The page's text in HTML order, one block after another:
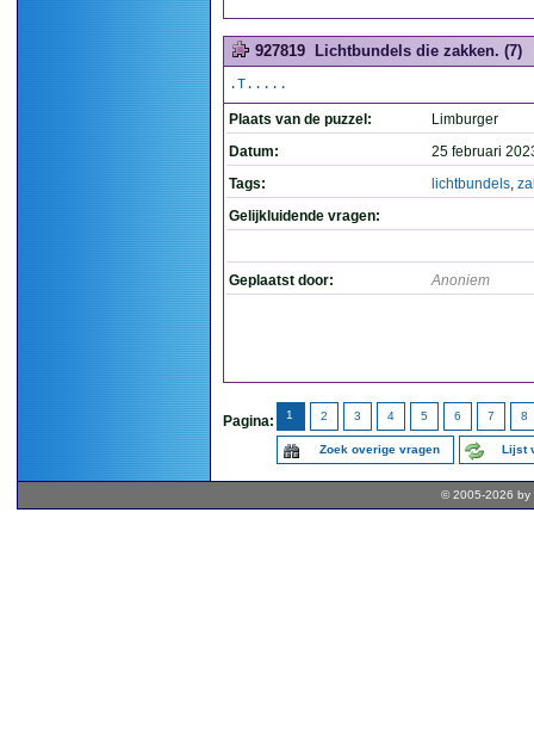
927819 Lichtbundels die zakken. (7)
.T.....
Plaats van de puzzel:
Limburger
Datum:
25 februari
Tags:
lichtbundels,
Gelijkluidende vragen:
Geplaatst door: Anoniem
Pagina: 1 2 3 4 5 6 7 8
Zoek overige vragen Lijst
© 2005-2026 by